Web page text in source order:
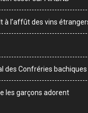
à l’affût des vins
des Confréries bachiques
les garçons adorent